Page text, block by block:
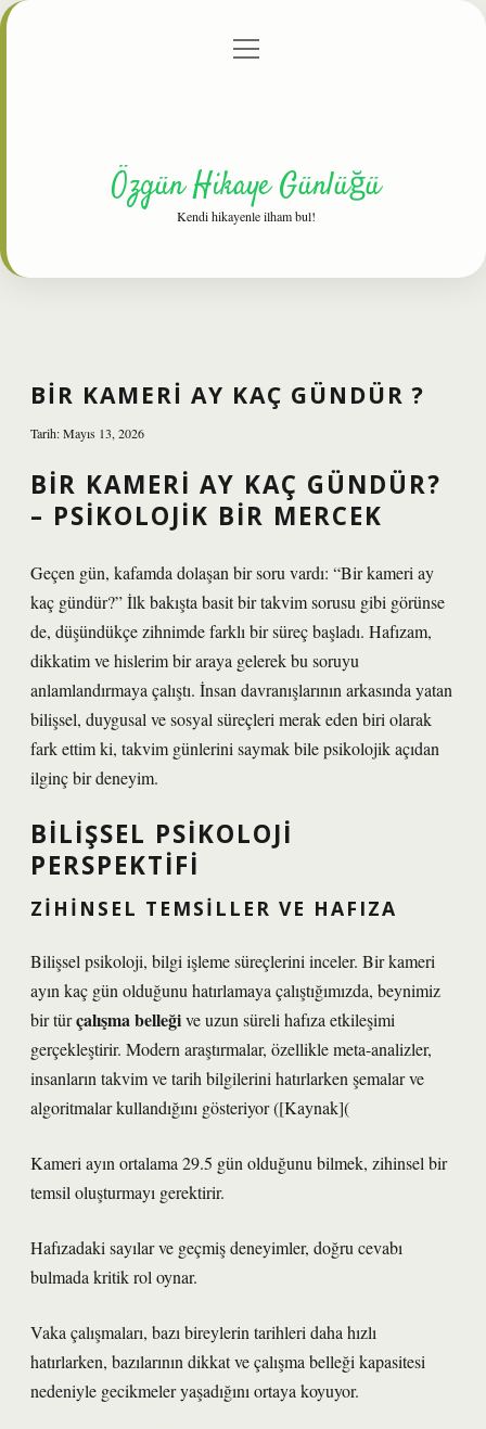
Gizlilik Politikası
menüyü
Özgün Hikaye Günlüğü
Kendi hikayenle ilham bul!
BIR KAMERI AY KAÇ GÜNDÜR ?
Tarih: Mayıs 13, 2026
BIR KAMERI AY KAÇ GÜNDÜR?
– PSIKOLOJIK BIR MERCEK
Geçen gün, kafamda dolaşan bir soru vardı: “Bir kameri ay
kaç gündür?” İlk bakışta basit bir takvim sorusu gibi görünse
de, düşündükçe zihnimde farklı bir süreç başladı. Hafızam,
dikkatim ve hislerim bir araya gelerek bu soruyu
anlamlandırmaya çalıştı. İnsan davranışlarının arkasında yatan
bilişsel, duygusal ve sosyal süreçleri merak eden biri olarak
fark ettim ki, takvim günlerini saymak bile psikolojik açıdan
ilginç bir deneyim.
BILIŞSEL PSIKOLOJI
PERSPEKTIFI
ZIHINSEL TEMSILLER VE HAFIZA
Bilişsel psikoloji, bilgi işleme süreçlerini inceler. Bir kameri
ayın kaç gün olduğunu hatırlamaya çalıştığımızda, beynimiz
bir türçalışma belleğive uzun süreli hafıza etkileşimi
gerçekleştirir. Modern araştırmalar, özellikle meta-analizler,
insanların takvim ve tarih bilgilerini hatırlarken şemalar ve
algoritmalar kullandığını gösteriyor ([Kaynak](
Kameri ayın ortalama 29.5 gün olduğunu bilmek, zihinsel bir
temsil oluşturmayı gerektirir.
Hafızadaki sayılar ve geçmiş deneyimler, doğru cevabı
bulmada kritik rol oynar.
Vaka çalışmaları, bazı bireylerin tarihleri daha hızlı
hatırlarken, bazılarının dikkat ve çalışma belleği kapasitesi
nedeniyle gecikmeler yaşadığını ortaya koyuyor.